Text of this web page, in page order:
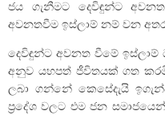
ජය ගැනීමට දෙවිඳුන්ට
අවනතවීම ඉස්ලාම් නම් වන
දෙවිඳුන්ට අවනත වීමේ ඉස්ලාම්
අනුව යහපත් ජීවිතයක් ගත
ලබා ගන්නේ කෙසේදැයි
ප‍්‍රදේශ වලට එම ජන